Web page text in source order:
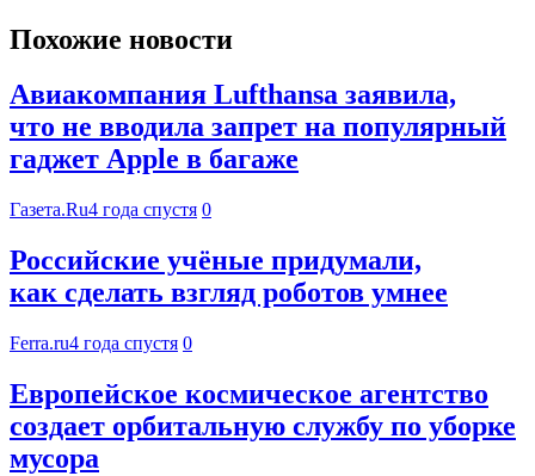
Похожие новости
Авиакомпания Lufthansa заявила,
что не вводила запрет на популярный
гаджет Apple в багаже
Газета.Ru4 года спустя 0
Российские учёные придумали,
как сделать взгляд роботов умнее
Ferra.ru4 года спустя 0
Европейское космическое агентство
создает орбитальную службу по уборке
мусора